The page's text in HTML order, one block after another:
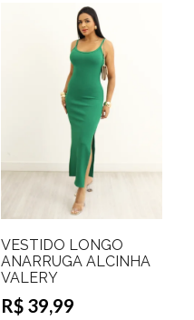
VESTIDO LONGO
ANARRUGA ALCINHA
VALERY
R$ 39,99